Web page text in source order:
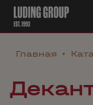
Главная